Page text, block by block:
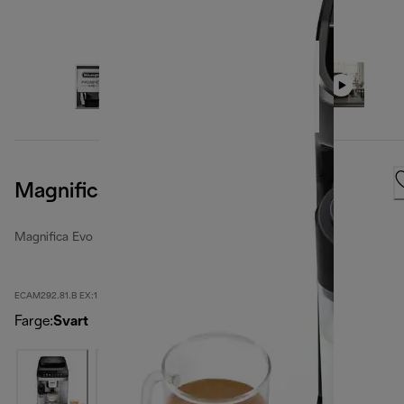
Magnifica Evo
Magnifica Evo
ECAM292.81.B EX:1
Farge:Svart